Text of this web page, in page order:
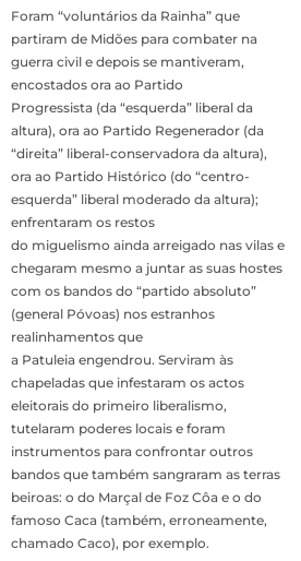
Foram “voluntários da Rainha” que
partiram de Midões para combater na
guerra civil e depois se mantiveram,
encostados ora ao Partido
Progressista (da “esquerda” liberal da
altura), ora ao Partido Regenerador (da
“direita” liberal-conservadora da altura),
ora ao Partido Histórico (do “centro-
esquerda” liberal moderado da altura);
enfrentaram os restos
do miguelismo ainda arreigado nas vilas e
chegaram mesmo a juntar as suas hostes
com os bandos do “partido absoluto”
(general Póvoas) nos estranhos
realinhamentos que
a Patuleia engendrou. Serviram às
chapeladas que infestaram os actos
eleitorais do primeiro liberalismo,
tutelaram poderes locais e foram
instrumentos para confrontar outros
bandos que também sangraram as terras
beiroas: o do Marçal de Foz Côa e o do
famoso Caca (também, erroneamente,
chamado Caco), por exemplo.